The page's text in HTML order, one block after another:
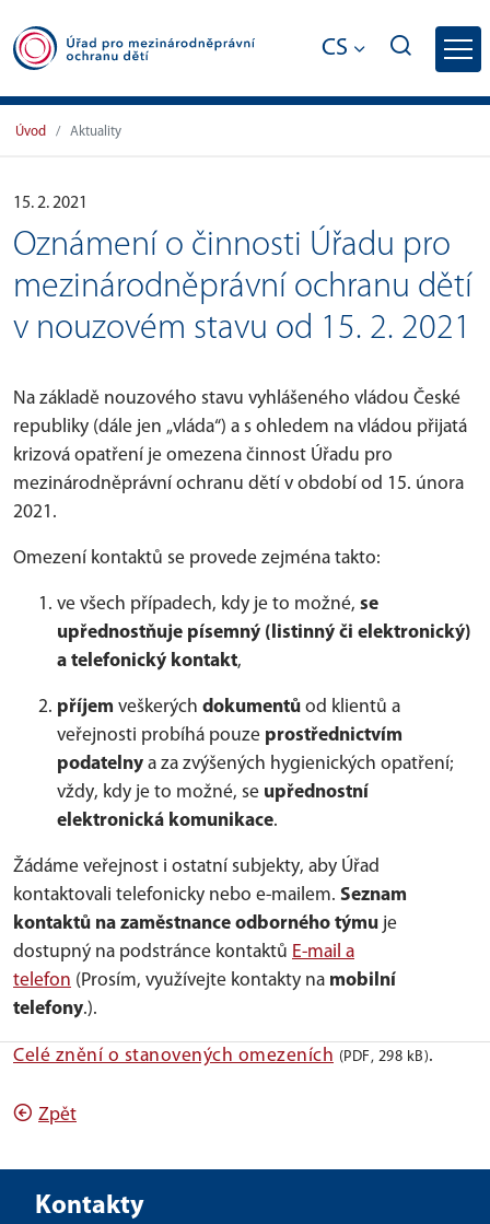
CS
Oznámení o činnosti Úřadu pro
Úvod Aktuality
15. 2. 2021
Oznámení o činnosti Úřadu pro
mezinárodněprávní ochranu dětí
v nouzovém stavu od 15. 2. 2021
Na základě nouzového stavu vyhlášeného vládou České
republiky (dále jen „vláda“) a s ohledem na vládou přijatá
krizová opatření je omezena činnost Úřadu pro
mezinárodněprávní ochranu dětí v období od 15. února
2021.
Omezení kontaktů se provede zejména takto:
ve všech případech, kdy je to možné, se
upřednostňuje písemný (listinný či elektronický)
a telefonický kontakt,
příjem veškerých dokumentů od klientů a
veřejnosti probíhá pouze prostřednictvím
podatelny a za zvýšených hygienických opatření;
vždy, kdy je to možné, se upřednostní
elektronická komunikace.
Žádáme veřejnost i ostatní subjekty, aby Úřad
kontaktovali telefonicky nebo e-mailem. Seznam
kontaktů na zaměstnance odborného týmu je
dostupný na podstránce kontaktů E-mail a
telefon (Prosím, využívejte kontakty na mobilní
telefony.).
Celé znění o stanovených omezeních (PDF, 298 kB).
Zpět
Kontakty